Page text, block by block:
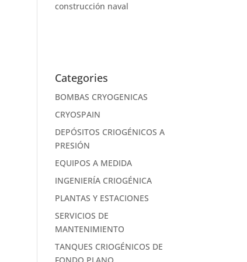
construcción naval
Categories
BOMBAS CRYOGENICAS
CRYOSPAIN
DEPÓSITOS CRIOGÉNICOS A
PRESIÓN
EQUIPOS A MEDIDA
INGENIERÍA CRIOGÉNICA
PLANTAS Y ESTACIONES
SERVICIOS DE
MANTENIMIENTO
TANQUES CRIOGÉNICOS DE